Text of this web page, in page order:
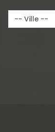
-- Ville --